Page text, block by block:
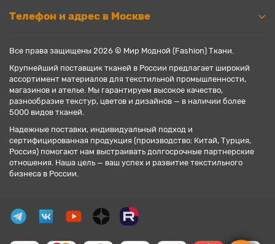
Телефон и адрес в Москве
Все права защищены 2026 © Мир Модной (Fashion) Ткани.
Крупнейший поставщик тканей в России предлагает широкий
ассортимент материалов для текстильной промышленности,
магазинов и ателье. Мы гарантируем высокое качество,
разнообразие текстур, цветов и дизайнов — в наличии более
5000 видов тканей.
Надежные поставки, индивидуальный подход и
сертифицированная продукция (производство: Китай, Турция,
Россия) помогают нам выстраивать долгосрочные партнерские
отношения. Наша цель — ваш успех и развитие текстильного
бизнеса в России.